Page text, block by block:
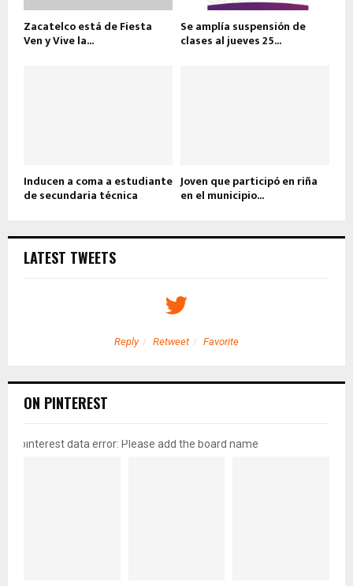
Zacatelco está de Fiesta
Ven y Vive la...
Se amplía suspensión de
clases al jueves 25...
Inducen a coma a estudiante
de secundaria técnica
Joven que participó en riña
en el municipio...
LATEST TWEETS
Reply Retweet Favorite
ON PINTEREST
pinterest data error: Please add the board name